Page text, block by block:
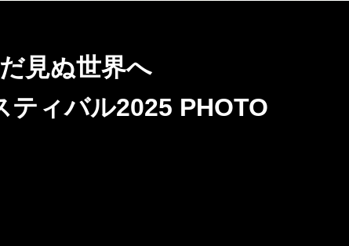
見ぬ世界へ
ティバル2025 PHOTO